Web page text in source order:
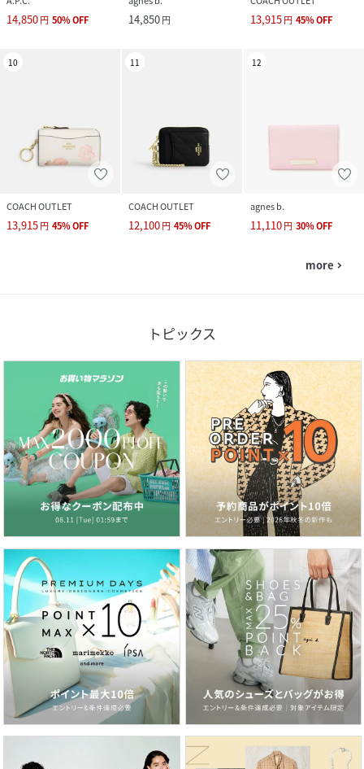
14,850円 50%OFF 14,850円 13,915円 45%OFF
10
COACH OUTLET
13,915円 45%OFF
11
COACH OUTLET
12,100円 45%OFF
12
agnes b.
11,110円 30%OFF
more navigate_next
トピックス